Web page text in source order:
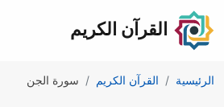
القرآن الكريم
الرئيسية القرآن الكريم سورة الجن